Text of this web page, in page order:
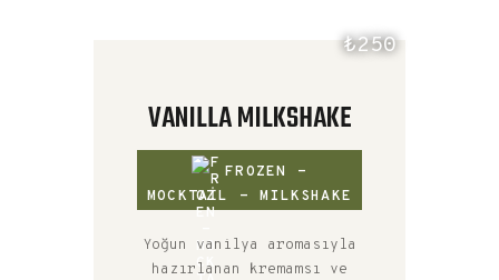
₺250
VANILLA MILKSHAKE
FROZEN -
MOCKTAIL - MILKSHAKE
Yoğun vanilya aromasıyla
hazırlanan kremamsı ve